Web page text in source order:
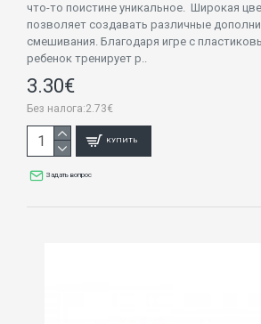
что-то поистине уникальное. Широкая
позволяет создавать различные
смешивания. Благодаря игре с
ребенок тренирует р..
3.30€
Без налога:2.73€
КУПИТЬ
Задать вопрос